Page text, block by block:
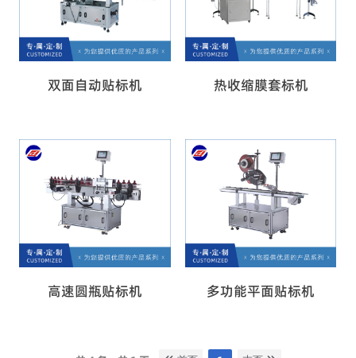
双面自动贴标机 热收缩膜套标机
高速圆瓶贴标机 多功能平面贴标机